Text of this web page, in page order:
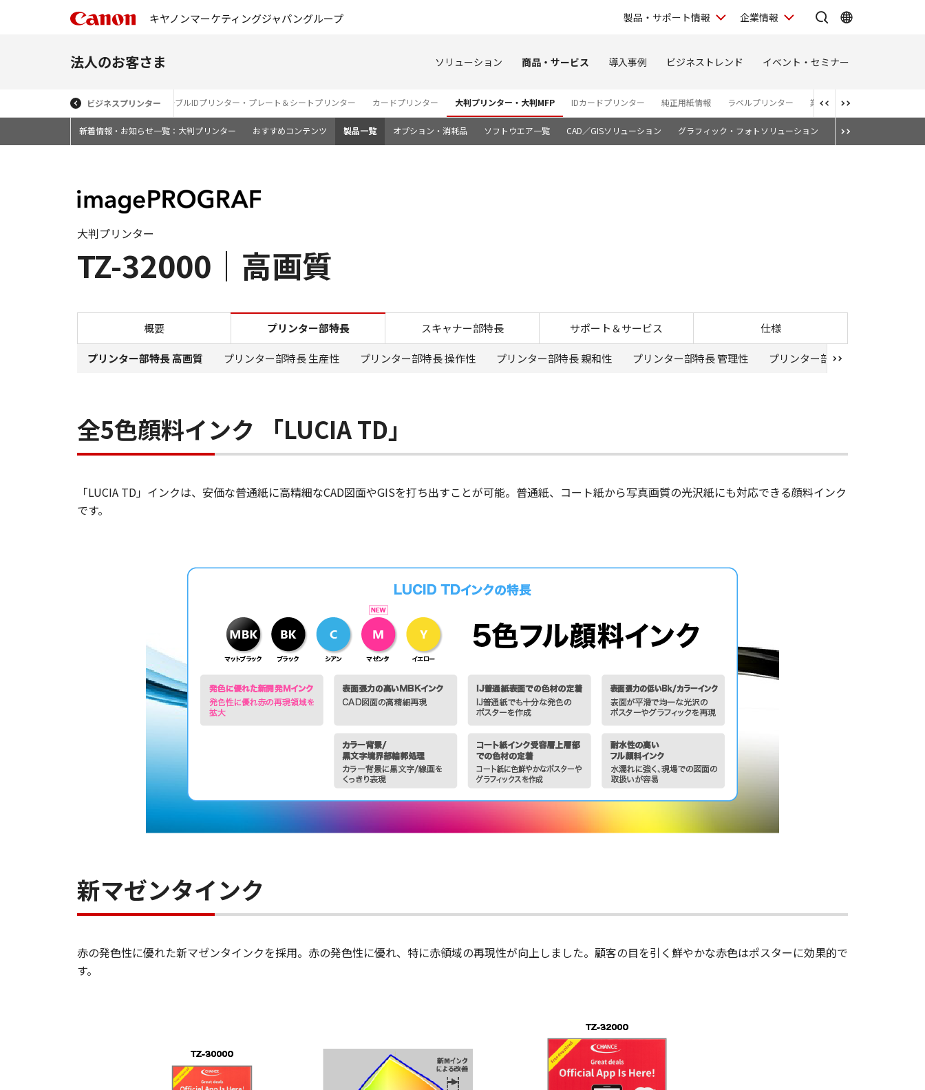
キヤノンマーケティングジャパングループ 製品・サポート情報 企業情報
法人のお客さま ソリューション 商品・サービス 導入事例 ビジネストレンド イベント・セミナー
ビジネスプリンター
幅複合機・大判プリンター（トナー） ケーブルIDプリンター・プレート＆シートプリンター カードプリンター 大判プリンター・大判MFP IDカードプリンター 純正用紙情報 ラベルプリンター 業務用モバイルプリンター
新着情報・お知らせ一覧：大判プリンター おすすめコンテンツ 製品一覧 オプション・消耗品 ソフトウエア一覧 CAD／GISソリューション グラフィック・フォトソリューション ポスタークラウド連携
TZ-32000｜高画質
大判プリンター
TZ-32000 プリンター部特長（高画質）｜大判プリンター
概要 プリンター部特長 スキャナー部特長 サポート＆サービス 仕様
プリンター部特長 高画質 プリンター部特長 生産性 プリンター部特長 操作性 プリンター部特長 親和性 プリンター部特長 管理性 プリンター部特長 ソフトウエア
全5色顔料インク 「LUCIA TD」
「LUCIA TD」インクは、安価な普通紙に高精細なCAD図面やGISを打ち出すことが可能。普通紙、コート紙から写真画質の光沢紙にも対応できる顔料インク
です。
新マゼンタインク
赤の発色性に優れた新マゼンタインクを採用。赤の発色性に優れ、特に赤領域の再現性が向上しました。顧客の目を引く鮮やかな赤色はポスターに効果的で
す。